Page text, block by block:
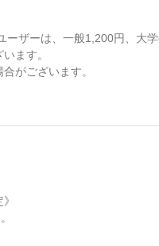
ーザーは、一般1,200円、大
ます。
がございます。